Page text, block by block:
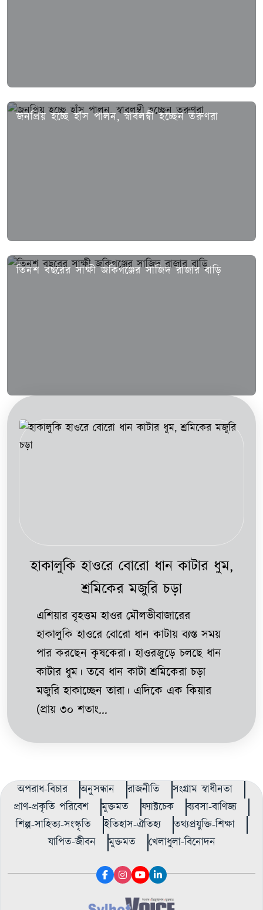
জনপ্রিয় হচ্ছে হাঁস পালন, স্বাবলম্বী হচ্ছেন তরুণরা
তিনশ বছরের সাক্ষী জকিগঞ্জের সাজিদ রাজার বাড়ি
হাকালুকি হাওরে বোরো ধান কাটার ধুম,
শ্রমিকের মজুরি চড়া
এশিয়ার বৃহত্তম হাওর মৌলভীবাজারের
হাকালুকি হাওরে বোরো ধান কাটায় ব্যস্ত সময়
পার করছেন কৃষকেরা। হাওরজুড়ে চলছে ধান
কাটার ধুম। তবে ধান কাটা শ্রমিকেরা চড়া
মজুরি হাকাচ্ছেন তারা। এদিকে এক কিয়ার
(প্রায় ৩০ শতাং...
অপরাধ-বিচার অনুসন্ধান রাজনীতি
সংগ্রাম স্বাধীনতা
প্রাণ-প্রকৃতি পরিবেশ
মুক্তমত ফ্যাক্টচেক
ব্যবসা-বাণিজ্য
শিল্প-সাহিত্য-সংস্কৃতি
ইতিহাস-ঐতিহ্য
তথ্যপ্রযুক্তি-শিক্ষা
যাপিত-জীবন
মুক্তমত খেলাধুলা-বিনোদন